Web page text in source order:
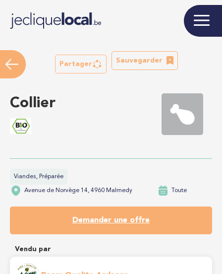
Partager
Sauvegarder
Collier
Viandes, Préparée
Avenue de Norvège 14, 4960 Malmedy Toute
Demander une offre
Vendu par